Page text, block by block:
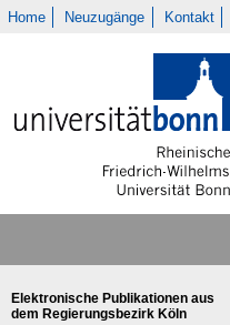
Home Neuzugänge Kontakt
Elektronische Publikationen aus
dem Regierungsbezirk Köln